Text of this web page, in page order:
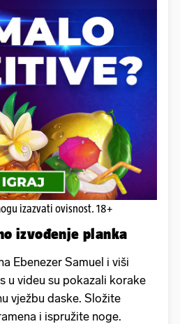
izazvati ovisnost. 18+
izvođenje planka
Ebenezer Samuel i viši
u videu su pokazali korake
vježbu daske. Složite
i ispružite noge.